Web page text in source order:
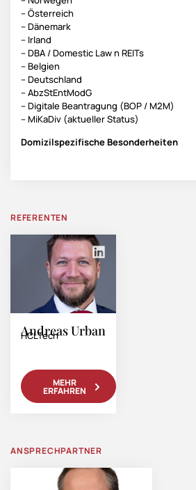
– Österreich
– Dänemark
– Irland
– DBA / Domestic Law n REITs
– Belgien
– Deutschland
– AbzStEntModG
– Digitale Beantragung (BOP / M2M)
– MiKaDiv (aktueller Status)
Domizilspezifische Besonderheiten
REFERENTEN
Andreas Urban
HCLTech
MEHR
ERFAHREN
ANSPRECHPARTNER